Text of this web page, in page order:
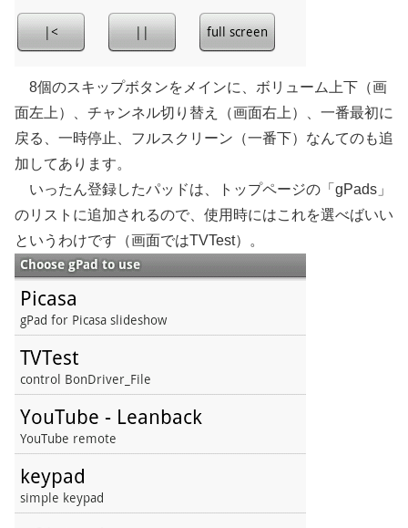
8個のスキップボタンをメインに、ボリューム上下（画
面左上）、チャンネル切り替え（画面右上）、一番最初に
戻る、一時停止、フルスクリーン（一番下）なんてのも追
加してあります。
いったん登録したパッドは、トップページの「gPads」
のリストに追加されるので、使用時にはこれを選べばいい
というわけです（画面ではTVTest）。